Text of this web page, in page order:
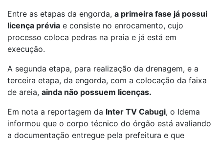
Entre as etapas da engorda, a primeira fase já possui
licença prévia e consiste no enrocamento, cujo
processo coloca pedras na praia e já está em
execução.
A segunda etapa, para realização da drenagem, e a
terceira etapa, da engorda, com a colocação da faixa
de areia, ainda não possuem licenças.
Em nota a reportagem da Inter TV Cabugi, o Idema
informou que o corpo técnico do órgão está avaliando
a documentação entregue pela prefeitura e que